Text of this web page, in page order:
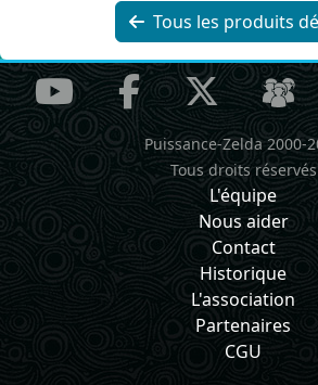
Tous les produits
Puissance-Zelda 2000-
Tous droits réservés
L'équipe
Nous aider
Contact
Historique
L'association
Partenaires
CGU